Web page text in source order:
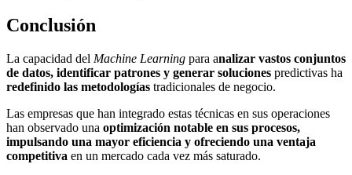
Conclusión
La capacidad del Machine Learning para analizar vastos conjuntos
de datos, identificar patrones y generar soluciones predictivas ha
redefinido las metodologías tradicionales de negocio.
Las empresas que han integrado estas técnicas en sus operaciones
han observado una optimización notable en sus procesos,
impulsando una mayor eficiencia y ofreciendo una ventaja
competitiva en un mercado cada vez más saturado.